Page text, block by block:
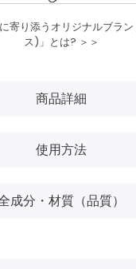
寄り添うオリジナルブラ
ス)」とは? ＞＞
商品詳細
使用方法
成分・材質（品質）